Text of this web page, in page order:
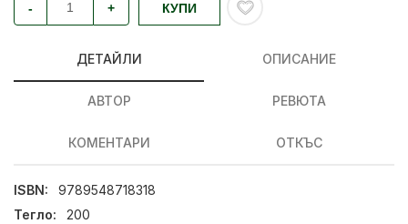
- + КУПИ
ДЕТАЙЛИ ОПИСАНИЕ
АВТОР РЕВЮТА
КОМЕНТАРИ ОТКЪС
ISBN:
9789548718318
Тегло:
200